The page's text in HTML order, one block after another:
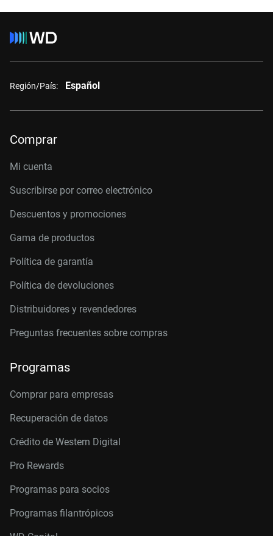
Región/País: Español
Comprar
Mi cuenta
Suscribirse por correo electrónico
Descuentos y promociones
Gama de productos
Política de garantía
Política de devoluciones
Distribuidores y revendedores
Preguntas frecuentes sobre compras
Programas
Comprar para empresas
Recuperación de datos
Crédito de Western Digital
Pro Rewards
Programas para socios
Programas filantrópicos